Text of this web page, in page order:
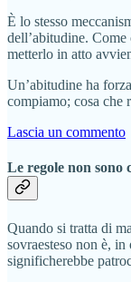
È lo stesso
dell’abitudine.
metterlo in atto
Un’abitudine ha
compiamo; cosa che
Lascia un commento
Le regole non sono
Quando si tratta di
sovraesteso non è,
significherebbe